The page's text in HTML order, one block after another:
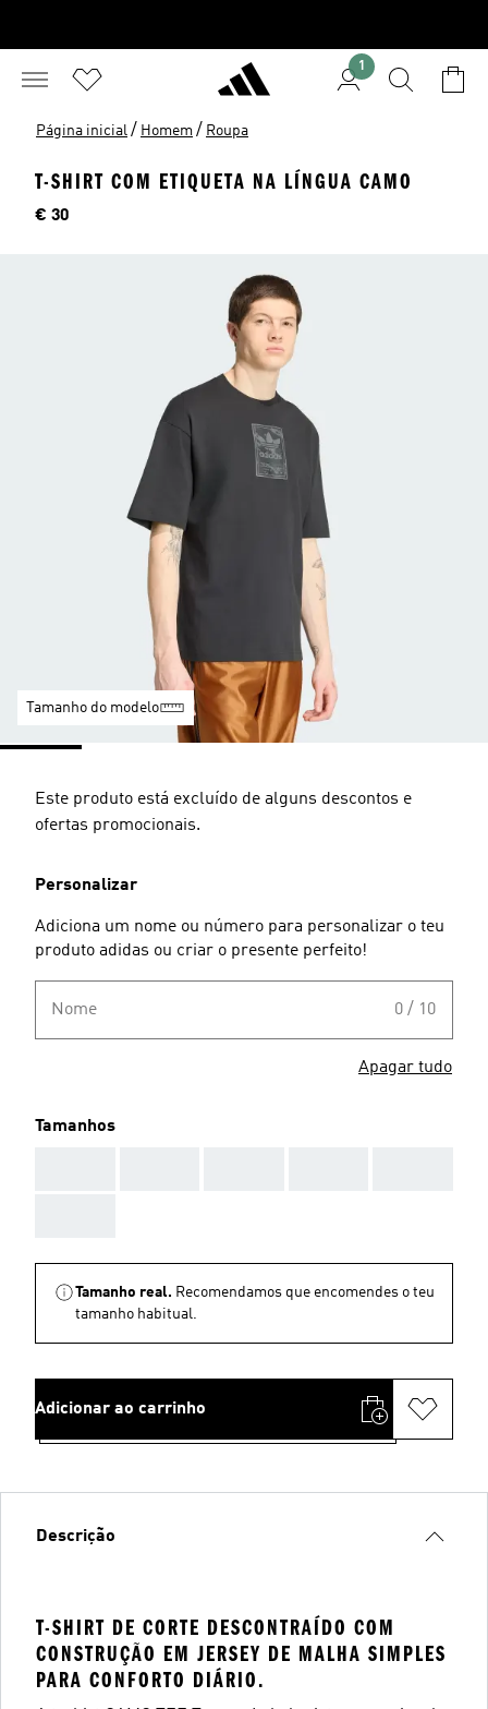
1
Página inicial / Homem / Roupa
T-SHIRT COM ETIQUETA NA LÍNGUA CAMO
Preço
€ 30
Tamanho do modelo
Este produto está excluído de alguns descontos e
ofertas promocionais.
Personalizar
Adiciona um nome ou número para personalizar o teu
produto adidas ou criar o presente perfeito!
Nome 0 / 10
Apagar tudo
Tamanhos
Tamanho real. Recomendamos que encomendes o teu
tamanho habitual.
Adicionar ao carrinho
Descrição
T-SHIRT DE CORTE DESCONTRAÍDO COM
CONSTRUÇÃO EM JERSEY DE MALHA SIMPLES
PARA CONFORTO DIÁRIO.